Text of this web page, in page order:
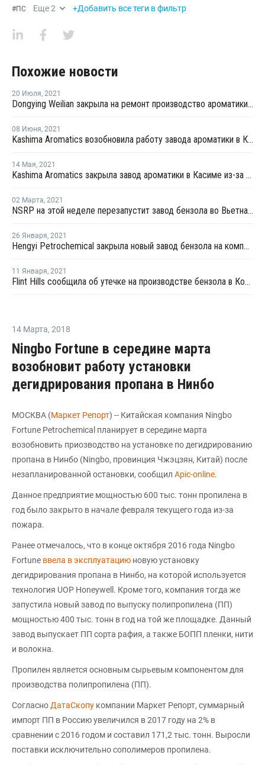
#ПС Еще2 +Добавить все теги в фильтр
Похожие новости
20 Июля, 2021
Dongying Weilian закрыла на ремонт производство ароматики в Дунъин
08 Июня, 2021
Kashima Aromatics возобновила работу завода ароматики в Касиме
14 Мая, 2021
Kashima Aromatics закрыла завод ароматики в Касиме из-за технических проблем
02 Марта, 2021
NSRP на этой неделе перезапустит завод бензола во Вьетнаме
26 Января, 2021
Hengyi Petrochemical закрыла новый завод бензола на комплексе в Брунее на внеплановый ремонт
11 Января, 2021
Flint Hills сообщила об утечке на производстве бензола в Корпус-Кристи
14 Марта, 2018
Ningbo Fortune в середине марта
возобновит работу установки
дегидрирования пропана в Нинбо
МОСКВА (Маркет Репорт) -- Китайская компания Ningbo
Fortune Petrochemical планирует в середине марта
возобновить приозводство на установке по дегидрированию
пропана в Нинбо (Ningbo, провинция Чжэцзян, Китай) после
незапланированной остановки, сообщил Apic-online.
Данное предприятие мощностью 600 тыс. тонн пропилена в
год было закрыто в начале февраля текущего года из-за
пожара.
Ранее отмечалось, что в конце октября 2016 года Ningbo
Fortune ввела в эксплуатацию новую установку
дегидрирования пропана в Нинбо, на которой используется
технология UOP Honeywell. Кроме того, компания тогда же
запустила новый завод по выпуску полипропилена (ПП)
мощностью 400 тыс. тонн в год на той же площадке. Данный
завод выпускает ПП сорта рафия, а также БОПП пленки, нити
и волокна.
Пропилен является основным сырьевым компонентом для
производства полипропилена (ПП).
Согласно ДатаСкопу компании Маркет Репорт, суммарный
импорт ПП в Россию увеличился в 2017 году на 2% в
сравнении с 2016 годом и составил 171,2 тыс. тонн. Выросли
поставки исключительно сополимеров пропилена.